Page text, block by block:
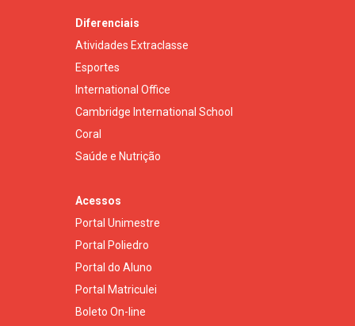
Diferenciais
Atividades Extraclasse
Esportes
International Office
Cambridge International School
Coral
Saúde e Nutrição
Acessos
Portal Unimestre
Portal Poliedro
Portal do Aluno
Portal Matriculei
Boleto On-line